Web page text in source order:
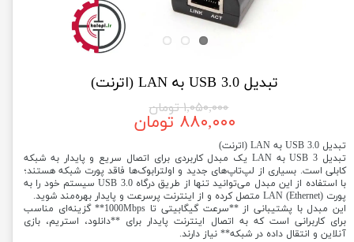
تبدیل USB 3.0 به LAN (اترنت)
۱,۰۵۰,۰۰۰ تومان
۸۸۰,۰۰۰ تومان
تبدیل USB 3.0 به LAN (اترنت)
تبدیل USB 3 به LAN یک مبدل کاربردی برای اتصال سریع و پایدار به شبکه
کابلی است. بسیاری از لپ‌تاپ‌های جدید و اولترابوک‌ها فاقد پورت شبکه هستند؛
با استفاده از این مبدل می‌توانید تنها از طریق درگاه USB 3.0 سیستم خود را به
پورت LAN (Ethernet) متصل کرده و از اینترنت پرسرعت و پایدار بهره‌مند شوید.
این مبدل با پشتیبانی از **سرعت گیگابیتی تا 1000Mbps** گزینه‌ای مناسب
برای کاربرانی است که به اتصال اینترنت پایدار برای **دانلود، استریم، بازی
آنلاین و انتقال داده در شبکه** نیاز دارند.